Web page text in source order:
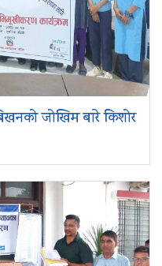
जोखिम बारे किशोर